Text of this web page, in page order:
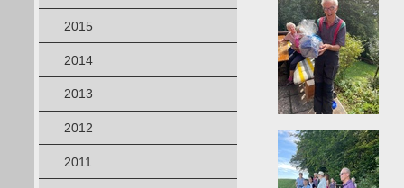
2015
2014
2013
2012
2011